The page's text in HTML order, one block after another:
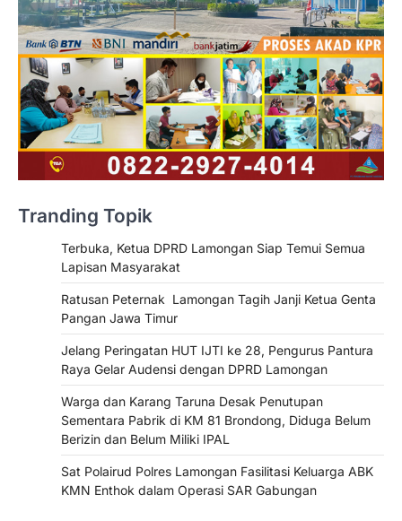
Tranding Topik
Terbuka, Ketua DPRD Lamongan Siap Temui Semua
Lapisan Masyarakat
Ratusan Peternak Lamongan Tagih Janji Ketua Genta
Pangan Jawa Timur
Jelang Peringatan HUT IJTI ke 28, Pengurus Pantura
Raya Gelar Audensi dengan DPRD Lamongan
Warga dan Karang Taruna Desak Penutupan
Sementara Pabrik di KM 81 Brondong, Diduga Belum
Berizin dan Belum Miliki IPAL
Sat Polairud Polres Lamongan Fasilitasi Keluarga ABK
KMN Enthok dalam Operasi SAR Gabungan